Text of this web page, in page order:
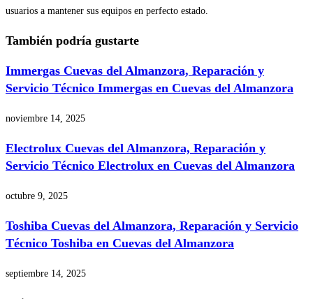
usuarios a mantener sus equipos en perfecto estado.
También podría gustarte
Immergas Cuevas del Almanzora, Reparación y
Servicio Técnico Immergas en Cuevas del Almanzora
noviembre 14, 2025
Electrolux Cuevas del Almanzora, Reparación y
Servicio Técnico Electrolux en Cuevas del Almanzora
octubre 9, 2025
Toshiba Cuevas del Almanzora, Reparación y Servicio
Técnico Toshiba en Cuevas del Almanzora
septiembre 14, 2025